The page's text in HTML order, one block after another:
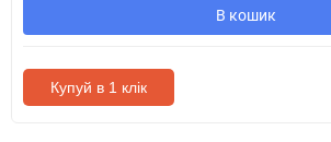
В кошик
Купуй в 1 клік